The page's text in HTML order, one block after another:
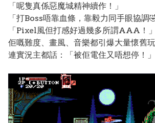
「呢隻真係惡魔城精神續作！」
「打Boss唔靠血條，靠毅力同手眼協調
「Pixel風但打感好過幾多所謂AAA！」
佢嘅難度、畫風、音樂都引爆大量懷舊
連實況主都話：「被佢電住又唔想停！」